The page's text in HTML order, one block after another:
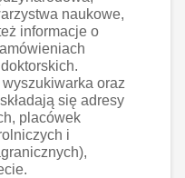
naukowe,
informacje o
wyszukiwarka oraz
się adresy
placówek
i